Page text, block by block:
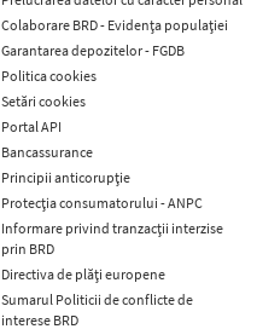
Colaborare BRD - Evidența populației
Garantarea depozitelor - FGDB
Politica cookies
Setări cookies
Portal API
Bancassurance
Principii anticorupţie
Protecţia consumatorului - ANPC
Informare privind tranzacții interzise
prin BRD
Directiva de plăți europene
Sumarul Politicii de conflicte de
interese BRD